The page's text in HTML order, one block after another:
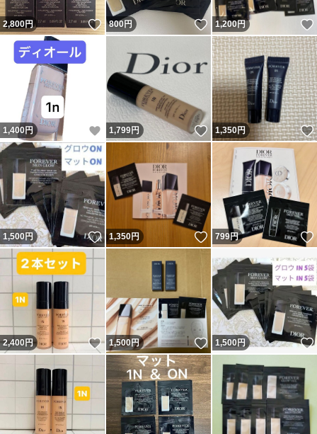
2,800円 いいね！
800円 いいね！
1,200円
1,400円 いいね！
1,799円 いいね！
1,350円
1,500円 いいね！
1,350円 いいね！
799円
2,400円 いいね！
1,500円 いいね！
1,500円